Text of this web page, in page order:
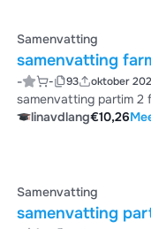
Samenvatting
samenvatting
- - 93 oktober
samenvatting partim 2
linavdlang€10,26
Samenvatting
samenvatting